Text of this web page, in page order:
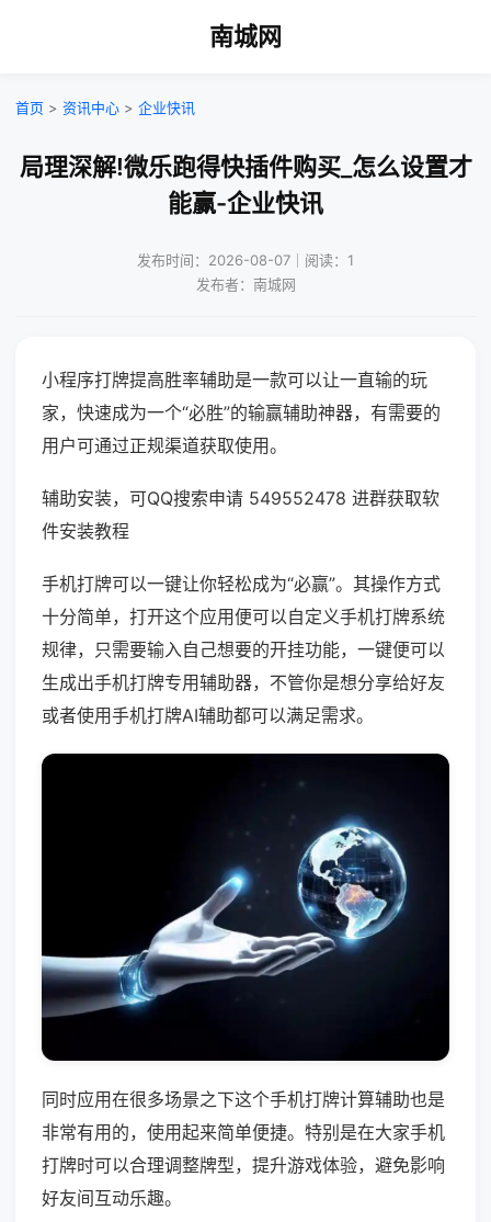
南城网
首页 > 资讯中心 > 企业快讯
局理深解!微乐跑得快插件购买_怎么设置才
能赢-企业快讯
发布时间：2026-08-07｜阅读：1
发布者：南城网
小程序打牌提高胜率辅助是一款可以让一直输的玩
家，快速成为一个“必胜”的输赢辅助神器，有需要的
用户可通过正规渠道获取使用。
辅助安装，可QQ搜索申请 549552478 进群获取软
件安装教程
手机打牌可以一键让你轻松成为“必赢”。其操作方式
十分简单，打开这个应用便可以自定义手机打牌系统
规律，只需要输入自己想要的开挂功能，一键便可以
生成出手机打牌专用辅助器，不管你是想分享给好友
或者使用手机打牌AI辅助都可以满足需求。
同时应用在很多场景之下这个手机打牌计算辅助也是
非常有用的，使用起来简单便捷。特别是在大家手机
打牌时可以合理调整牌型，提升游戏体验，避免影响
好友间互动乐趣。